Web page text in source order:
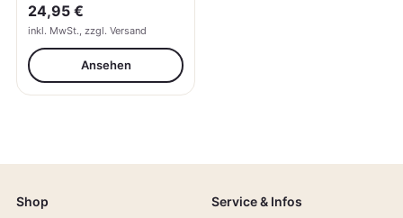
24,95 €
inkl. MwSt., zzgl. Versand
Ansehen
Shop
Service & Infos